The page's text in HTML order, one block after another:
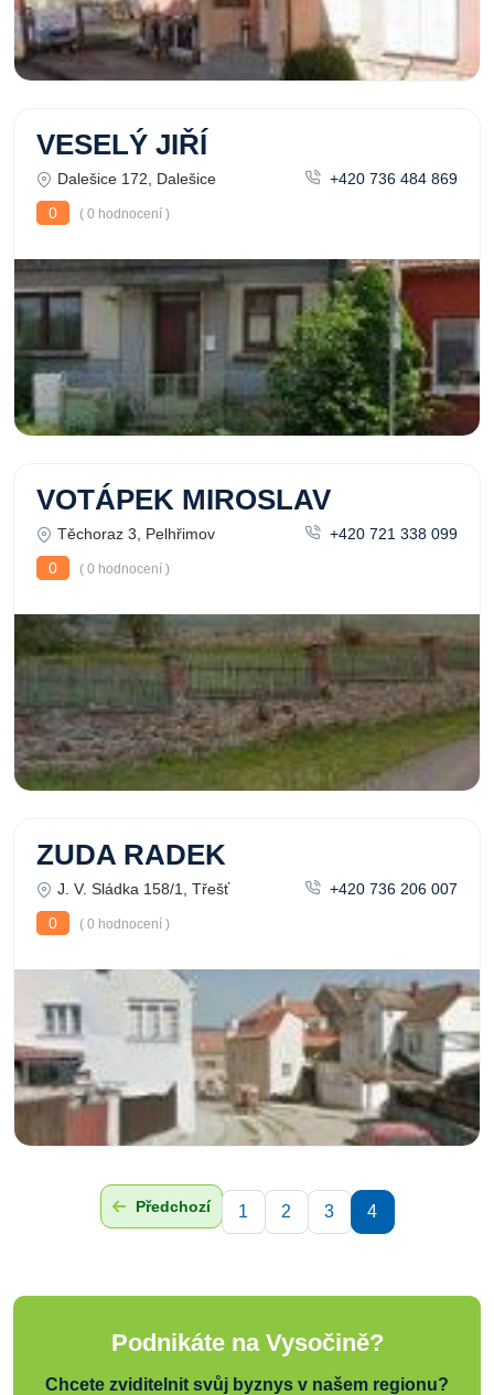
VESELÝ JIŘÍ
Dalešice 172, Dalešice
+420 736 484 869
0
( 0 hodnocení )
VOTÁPEK MIROSLAV
Těchoraz 3, Pelhřimov
+420 721 338 099
0
( 0 hodnocení )
ZUDA RADEK
J. V. Sládka 158/1, Třešť
+420 736 206 007
0
( 0 hodnocení )
Předchozí 1 2 3 4
Podnikáte na Vysočině?
Chcete zviditelnit svůj byznys v našem regionu?